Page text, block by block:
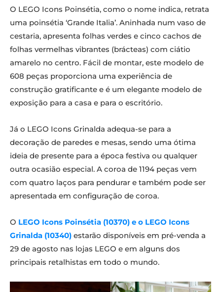
O LEGO Icons Poinsétia, como o nome indica, retrata
uma poinsétia ‘Grande Italia’. Aninhada num vaso de
cestaria, apresenta folhas verdes e cinco cachos de
folhas vermelhas vibrantes (brácteas) com ciátio
amarelo no centro. Fácil de montar, este modelo de
608 peças proporciona uma experiência de
construção gratificante e é um elegante modelo de
exposição para a casa e para o escritório.
Já o LEGO Icons Grinalda adequa-se para a
decoração de paredes e mesas, sendo uma ótima
ideia de presente para a época festiva ou qualquer
outra ocasião especial. A coroa de 1194 peças vem
com quatro laços para pendurar e também pode ser
apresentada em configuração de coroa.
O LEGO Icons Poinsétia (10370) e o LEGO Icons
Grinalda (10340) estarão disponíveis em pré-venda a
29 de agosto nas lojas LEGO e em alguns dos
principais retalhistas em todo o mundo.